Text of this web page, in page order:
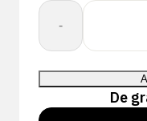
-
quantité
Showa
DURACoil
576
De